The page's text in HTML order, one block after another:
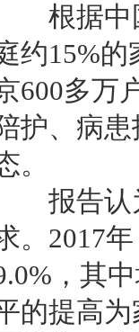
根据中国
约15%
600多万
护、病
。
报告认为
。2017
，其
的提高